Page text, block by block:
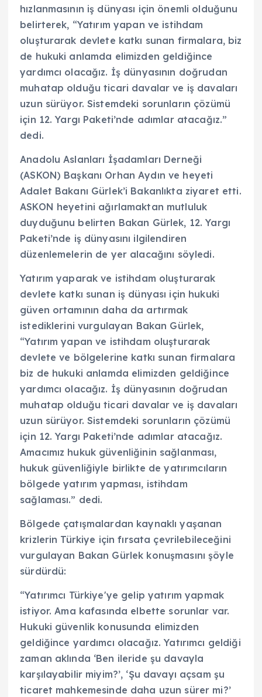
hızlanmasının iş dünyası için önemli olduğunu
belirterek, “Yatırım yapan ve istihdam
oluşturarak devlete katkı sunan firmalara, biz
de hukuki anlamda elimizden geldiğince
yardımcı olacağız. İş dünyasının doğrudan
muhatap olduğu ticari davalar ve iş davaları
uzun sürüyor. Sistemdeki sorunların çözümü
için 12. Yargı Paketi’nde adımlar atacağız.”
dedi.
Anadolu Aslanları İşadamları Derneği
(ASKON) Başkanı Orhan Aydın ve heyeti
Adalet Bakanı Gürlek’i Bakanlıkta ziyaret etti.
ASKON heyetini ağırlamaktan mutluluk
duyduğunu belirten Bakan Gürlek, 12. Yargı
Paketi’nde iş dünyasını ilgilendiren
düzenlemelerin de yer alacağını söyledi.
Yatırım yaparak ve istihdam oluşturarak
devlete katkı sunan iş dünyası için hukuki
güven ortamının daha da artırmak
istediklerini vurgulayan Bakan Gürlek,
“Yatırım yapan ve istihdam oluşturarak
devlete ve bölgelerine katkı sunan firmalara
biz de hukuki anlamda elimizden geldiğince
yardımcı olacağız. İş dünyasının doğrudan
muhatap olduğu ticari davalar ve iş davaları
uzun sürüyor. Sistemdeki sorunların çözümü
için 12. Yargı Paketi’nde adımlar atacağız.
Amacımız hukuk güvenliğinin sağlanması,
hukuk güvenliğiyle birlikte de yatırımcıların
bölgede yatırım yapması, istihdam
sağlaması.” dedi.
Bölgede çatışmalardan kaynaklı yaşanan
krizlerin Türkiye için fırsata çevrilebileceğini
vurgulayan Bakan Gürlek konuşmasını şöyle
sürdürdü:
“Yatırımcı Türkiye'ye gelip yatırım yapmak
istiyor. Ama kafasında elbette sorunlar var.
Hukuki güvenlik konusunda elimizden
geldiğince yardımcı olacağız. Yatırımcı geldiği
zaman aklında ‘Ben ileride şu davayla
karşılayabilir miyim?’, ‘Şu davayı açsam şu
ticaret mahkemesinde daha uzun sürer mi?’